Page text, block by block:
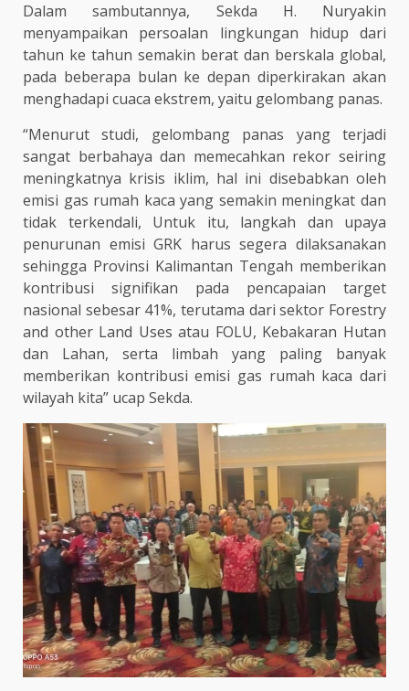
Dalam sambutannya, Sekda H. Nuryakin
menyampaikan persoalan lingkungan hidup dari
tahun ke tahun semakin berat dan berskala global,
pada beberapa bulan ke depan diperkirakan akan
menghadapi cuaca ekstrem, yaitu gelombang panas.
“Menurut studi, gelombang panas yang terjadi
sangat berbahaya dan memecahkan rekor seiring
meningkatnya krisis iklim, hal ini disebabkan oleh
emisi gas rumah kaca yang semakin meningkat dan
tidak terkendali, Untuk itu, langkah dan upaya
penurunan emisi GRK harus segera dilaksanakan
sehingga Provinsi Kalimantan Tengah memberikan
kontribusi signifikan pada pencapaian target
nasional sebesar 41%, terutama dari sektor Forestry
and other Land Uses atau FOLU, Kebakaran Hutan
dan Lahan, serta limbah yang paling banyak
memberikan kontribusi emisi gas rumah kaca dari
wilayah kita” ucap Sekda.